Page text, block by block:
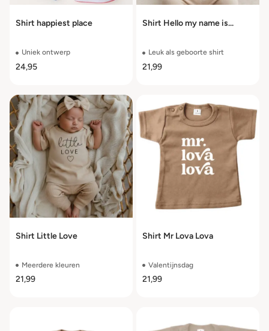
Shirt happiest place
Uniek ontwerp
24,95
Shirt Hello my name is...
Leuk als geboorte shirt
21,99
Shirt Little Love
Meerdere kleuren
21,99
Shirt Mr Lova Lova
Valentijnsdag
21,99